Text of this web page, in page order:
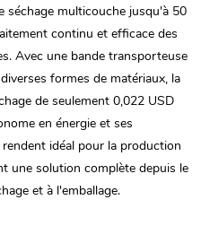
séchage multicouche jusqu'à 50
continu et efficace des
Avec une bande transporteuse
formes de matériaux, la
de seulement 0,022 USD
en énergie et ses
idéal pour la production
une solution complète depuis le
et à l'emballage.